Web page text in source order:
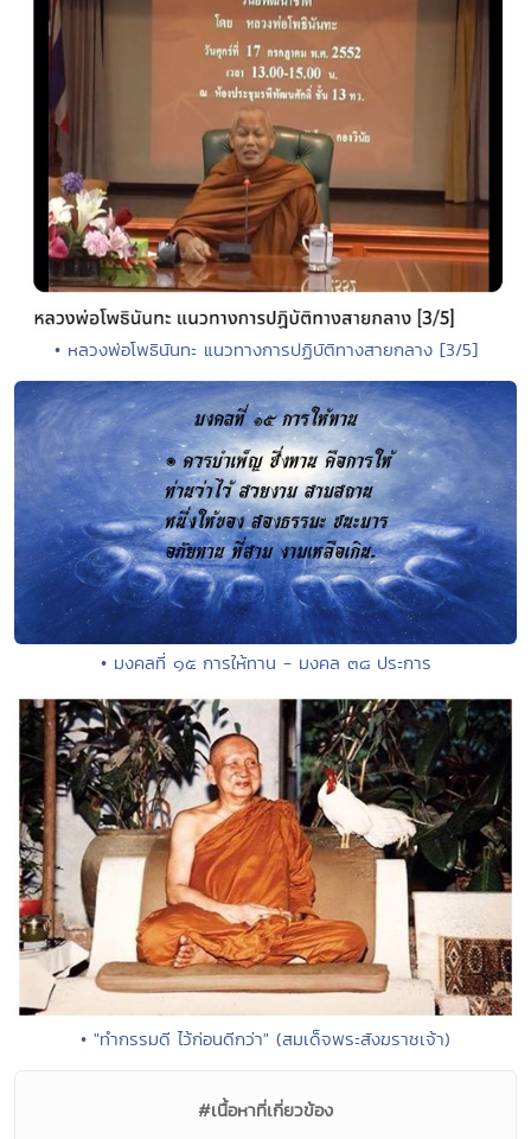
• หลวงพ่อโพธินันทะ แนวทางการปฏิบัติทางสายกลาง [3/5]
• มงคลที่ ๑๕ การให้ทาน - มงคล ๓๘ ประการ
• "ทำกรรมดี ไว้ก่อนดีกว่า" (สมเด็จพระสังฆราชเจ้า)
#เนื้อหาที่เกี่ยวข้อง